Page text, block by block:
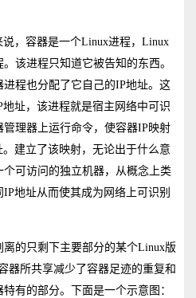
说，容器是一个Linux进程，Linux
该进程只知道它被告知的东西。
程也分配了它自己的IP地址。这
址，该进程就是宿主网络中可识
理器上运行命令，使容器IP映射
建立了该映射，无论出于什么意
可访问的独立机器，从概念上类
地址从而使其成为网络上可识别
的只剩下主要部分的某个Linux版
器所共享减少了容器足迹的重复和
有的部分。下面是一个示意图：